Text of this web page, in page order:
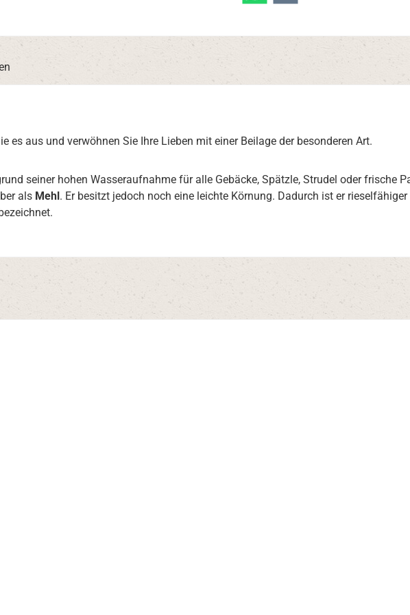
es aus und verwöhnen Sie Ihre Lieben mit einer Beilage der besonderen Art.
seiner hohen Wasseraufnahme für alle Gebäcke, Spätzle, Strudel oder frische
als Mehl . Er besitzt jedoch noch eine leichte Körnung. Dadurch ist er
bezeichnet.